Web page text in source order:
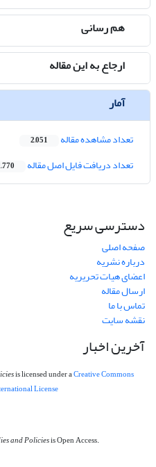
هم رسانی
ارجاع به این مقاله
آمار
تعداد مشاهده مقاله 2,051
تعداد دریافت فایل اصل مقاله
دسترسی سریع
صفحه اصلی
درباره نشریه
اعضای هیات تحریریه
ارسال مقاله
تماس با ما
نقشه سایت
آخرین اخبار
is licensed under aCreative Commons
License
and Policiesis Open Access.